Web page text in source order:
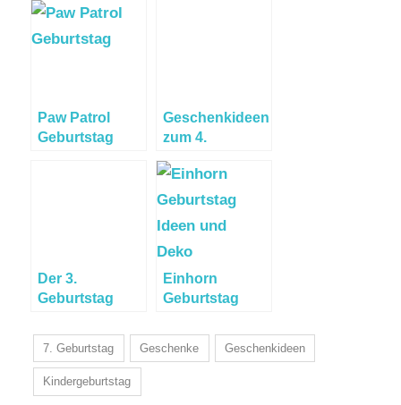
Paw Patrol
Geburtstag
Geschenkideen
zum 4.
Der 3.
Geburtstag
Einhorn
Geburtstag
7. Geburtstag Geschenke Geschenkideen
Kindergeburtstag